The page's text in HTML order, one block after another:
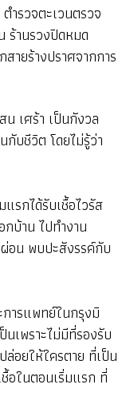
ำรวจตะเวนตรวจ
ร้านรวงปิดหมด
ายร้างปราศจากการ
เศร้า เป็นกังวล
กับชีวิต โดยไม่รู้ว่า
รกได้รับเชื้อไวรัส
บ้าน ไปทำงาน
อน พบปะสังรรค์กับ
ารแพทย์ในกรุงมิ
เพราะไม่มีที่รองรับ
อยให้ใครตาย ที่เป็น
ชื้อในตอนเริ่มแรก ที่